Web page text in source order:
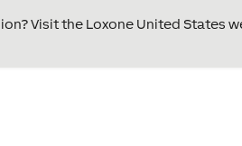
Visit the Loxone United States